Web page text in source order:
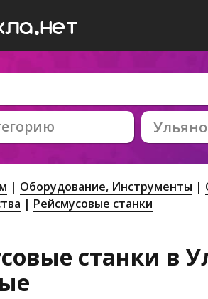
Оборудование, Инструменты
Рейсмусовые станки
станки в